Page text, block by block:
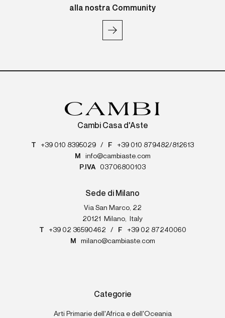
alla nostra Community
Cambi Casa d'Aste
T +39 010 8395029 / F
+39 010 879482/812613
M
info@cambiaste.com
P.IVA
03706800103
Sede di Milano
Via San Marco, 22
20121
Milano,
Italy
T
+39 02 36590462 / F
+39 02 87240060
M
milano@cambiaste.com
Categorie
Arti Primarie dell'Africa e dell'Oceania